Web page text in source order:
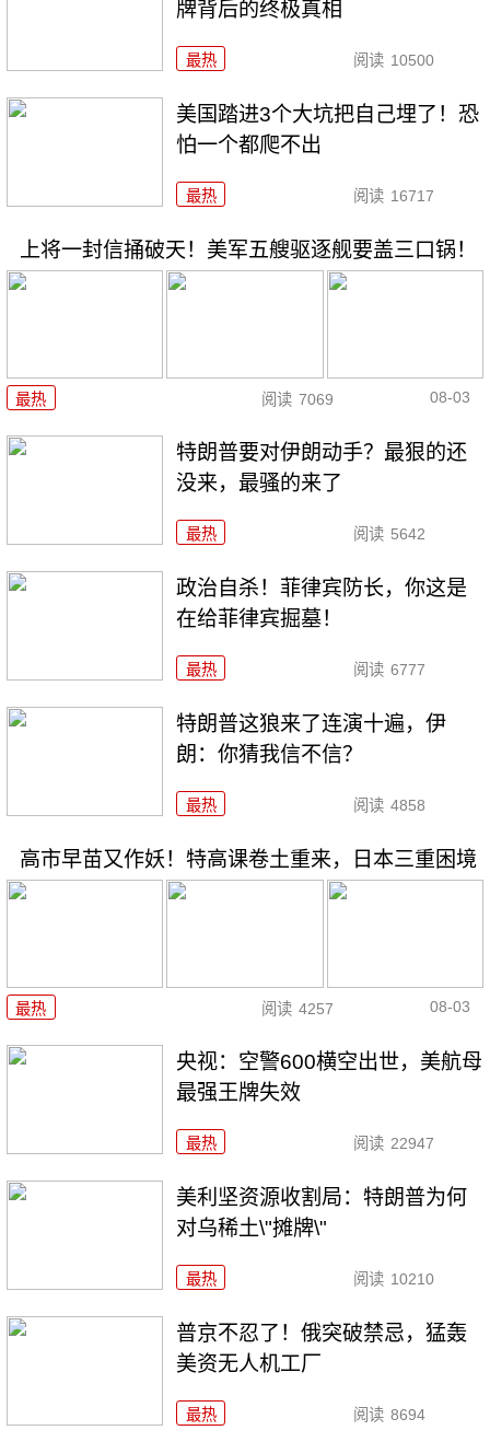
牌背后的终极真相
最热 阅读 10500
美国踏进3个大坑把自己埋了！恐
怕一个都爬不出
最热 阅读 16717
上将一封信捅破天！美军五艘驱逐舰要盖三口锅！
最热 阅读 7069 08-03
特朗普要对伊朗动手？最狠的还
没来，最骚的来了
最热 阅读 5642
政治自杀！菲律宾防长，你这是
在给菲律宾掘墓！
最热 阅读 6777
特朗普这狼来了连演十遍，伊
朗：你猜我信不信？
最热 阅读 4858
高市早苗又作妖！特高课卷土重来，日本三重困境
最热 阅读 4257 08-03
央视：空警600横空出世，美航母
最强王牌失效
最热 阅读 22947
美利坚资源收割局：特朗普为何
对乌稀土\"摊牌\"
最热 阅读 10210
普京不忍了！俄突破禁忌，猛轰
美资无人机工厂
最热 阅读 8694